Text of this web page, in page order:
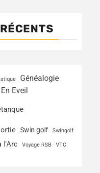
Généalogie
Eveil
Swin golf Swingolf
l'Arc Voyage RSB VTC